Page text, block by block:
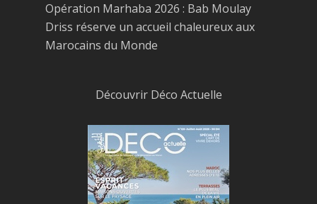
Opération Marhaba 2026 : Bab Moulay
Driss réserve un accueil chaleureux aux
Marocains du Monde
Découvrir Déco Actuelle